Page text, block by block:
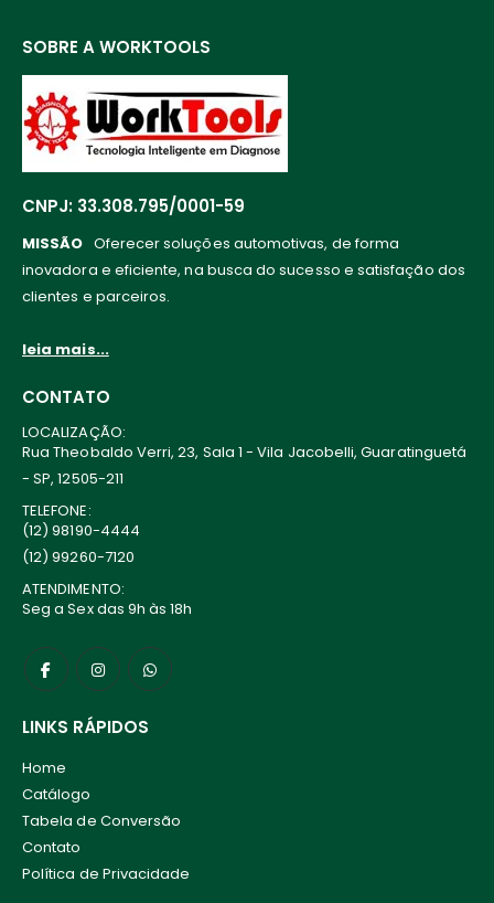
SOBRE A WORKTOOLS
CNPJ: 33.308.795/0001-59
MISSÃO Oferecer soluções automotivas, de forma
inovadora e eficiente, na busca do sucesso e satisfação dos
clientes e parceiros.
leia mais...
CONTATO
LOCALIZAÇÃO:
Rua Theobaldo Verri, 23, Sala 1 - Vila Jacobelli, Guaratinguetá
- SP, 12505-211
TELEFONE:
(12) 98190-4444
(12) 99260-7120
ATENDIMENTO:
Seg a Sex das 9h às 18h
LINKS RÁPIDOS
Home
Catálogo
Tabela de Conversão
Contato
Política de Privacidade